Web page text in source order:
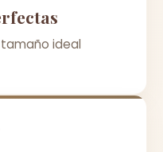
ideal